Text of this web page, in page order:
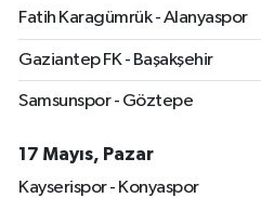
Fatih Karagümrük - Alanyaspor
Gaziantep FK - Başakşehir
Samsunspor - Göztepe
17 Mayıs, Pazar
Kayserispor - Konyaspor